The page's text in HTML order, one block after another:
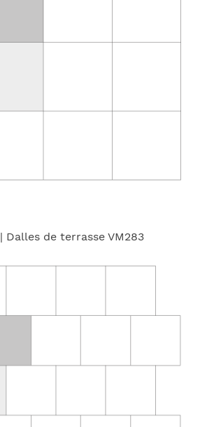
| Dalles de terrasse VM283